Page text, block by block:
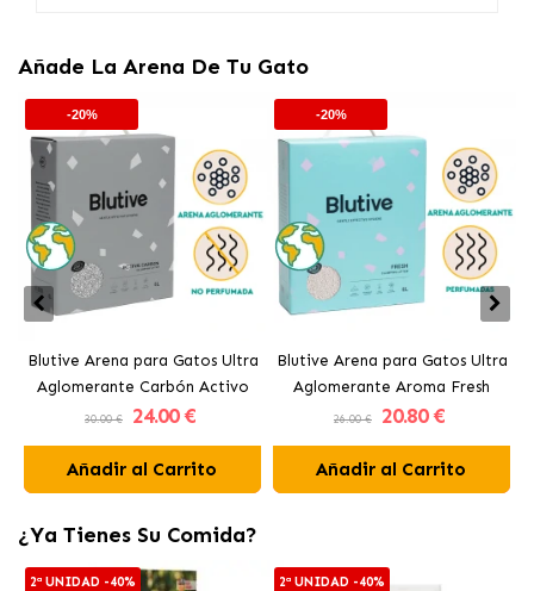
Añade La Arena De Tu Gato
-20%
Blutive Arena para Gatos Ultra
Aglomerante Carbón Activo
30.00 € 24.00 €
Añadir al Carrito
-20%
Blutive Arena para Gatos Ultra
Aglomerante Aroma Fresh
26.00 € 20.80 €
Añadir al Carrito
¿Ya Tienes Su Comida?
2ª UNIDAD -40% 2ª UNIDAD -40%